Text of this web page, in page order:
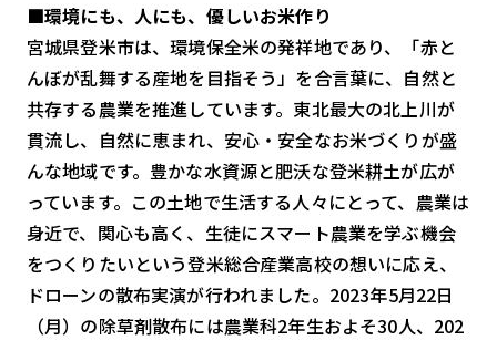
ロボット
スマート物流
IoT
DX
ニュース
デジタルサイネージ
カメラ
Wi-Fi
■環境にも、人にも、優しいお米作り
宮城県登米市は、環境保全米の発祥地であり、「赤と
んぼが乱舞する産地を目指そう」を合言葉に、自然と
共存する農業を推進しています。東北最大の北上川が
貫流し、自然に恵まれ、安心・安全なお米づくりが盛
んな地域です。豊かな水資源と肥沃な登米耕土が広が
っています。この土地で生活する人々にとって、農業は
身近で、関心も高く、生徒にスマート農業を学ぶ機会
をつくりたいという登米総合産業高校の想いに応え、
ドローンの散布実演が行われました。2023年5月22日
（月）の除草剤散布には農業科2年生およそ30人、202